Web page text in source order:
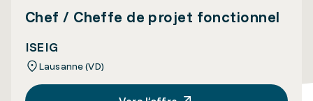
Chef / Cheffe de projet fonctionnel
ISEIG
Lausanne (VD)